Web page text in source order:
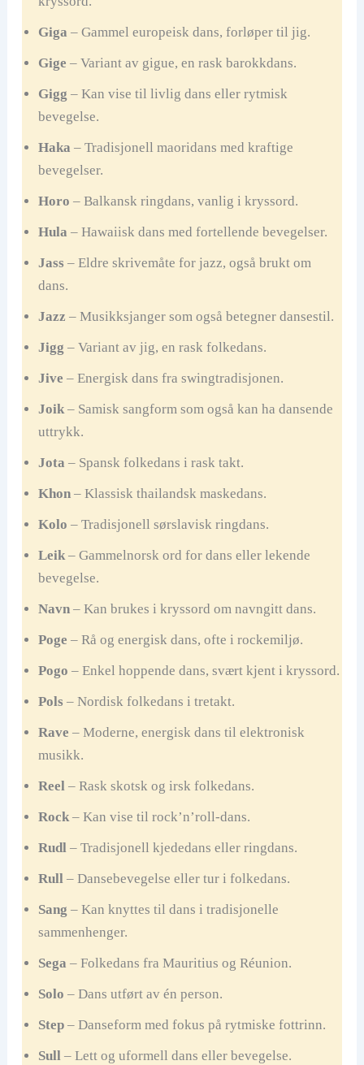
Giga – Gammel europeisk dans, forløper til jig.
Gige – Variant av gigue, en rask barokkdans.
Gigg – Kan vise til livlig dans eller rytmisk
bevegelse.
Haka – Tradisjonell maoridans med kraftige
bevegelser.
Horo – Balkansk ringdans, vanlig i kryssord.
Hula – Hawaiisk dans med fortellende bevegelser.
Jass – Eldre skrivemåte for jazz, også brukt om
dans.
Jazz – Musikksjanger som også betegner dansestil.
Jigg – Variant av jig, en rask folkedans.
Jive – Energisk dans fra swingtradisjonen.
Joik– Samisk sangform som også kan ha dansende
uttrykk.
Jota – Spansk folkedans i rask takt.
Khon– Klassisk thailandsk maskedans.
Kolo – Tradisjonell sørslavisk ringdans.
Leik– Gammelnorsk ord for dans eller lekende
bevegelse.
Navn– Kan brukes i kryssord om navngitt dans.
Poge – Rå og energisk dans, ofte i rockemiljø.
Pogo – Enkel hoppende dans, svært kjent i kryssord.
Pols – Nordisk folkedans i tretakt.
Rave – Moderne, energisk dans til elektronisk
musikk.
Reel– Rask skotsk og irsk folkedans.
Rock– Kan vise til rock’n’roll-dans.
Rudl– Tradisjonell kjededans eller ringdans.
Rull– Dansebevegelse eller tur i folkedans.
Sang – Kan knyttes til dans i tradisjonelle
sammenhenger.
Sega – Folkedans fra Mauritius og Réunion.
Solo – Dans utført av én person.
Step– Danseform med fokus på rytmiske fottrinn.
Sull– Lett og uformell dans eller bevegelse.